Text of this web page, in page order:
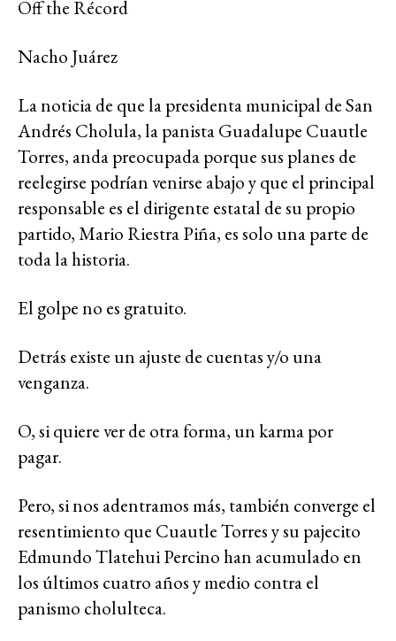
Off the Récord
Nacho Juárez
La noticia de que la presidenta municipal de San
Andrés Cholula, la panista Guadalupe Cuautle
Torres, anda preocupada porque sus planes de
reelegirse podrían venirse abajo y que el principal
responsable es el dirigente estatal de su propio
partido, Mario Riestra Piña, es solo una parte de
toda la historia.
El golpe no es gratuito.
Detrás existe un ajuste de cuentas y/o una
venganza.
O, si quiere ver de otra forma, un karma por
pagar.
Pero, si nos adentramos más, también converge el
resentimiento que Cuautle Torres y su pajecito
Edmundo Tlatehui Percino han acumulado en
los últimos cuatro años y medio contra el
panismo cholulteca.